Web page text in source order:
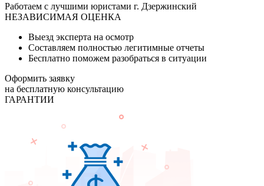
Работаем с лучшими юристами г. Дзержинский
НЕЗАВИСИМАЯ ОЦЕНКА
Выезд эксперта на осмотр
Составляем полностью легитимные отчеты
Бесплатно поможем разобраться в ситуации
Оформить заявку
на бесплатную консультацию
ГАРАНТИИ